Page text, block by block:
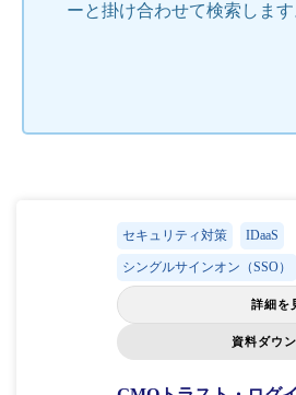
ーと掛け合わせて検索します
セキュリティ対策 IDaaS
シングルサインオン（SSO）
詳細を
資料ダウ